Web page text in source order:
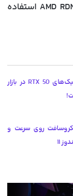
AMD Ryzen Z1 Extreme و گرافیک AMD RDNA استفاده
موج عجیب گرانی کارت گرافیک‌های RTX 50 در بازار
روی سرعت و
۱۱